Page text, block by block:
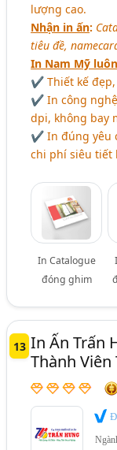
lượng cao.
Nhận in ấn:
tiêu đề,
In Nam Mỹ
✔ Thiết kế đẹp,
✔ In công nghệ
dpi, không bay
✔ In đúng yêu
chi phí siêu tiết
In Catalogue
đóng ghim
13 In Ấn Trấn
Thành